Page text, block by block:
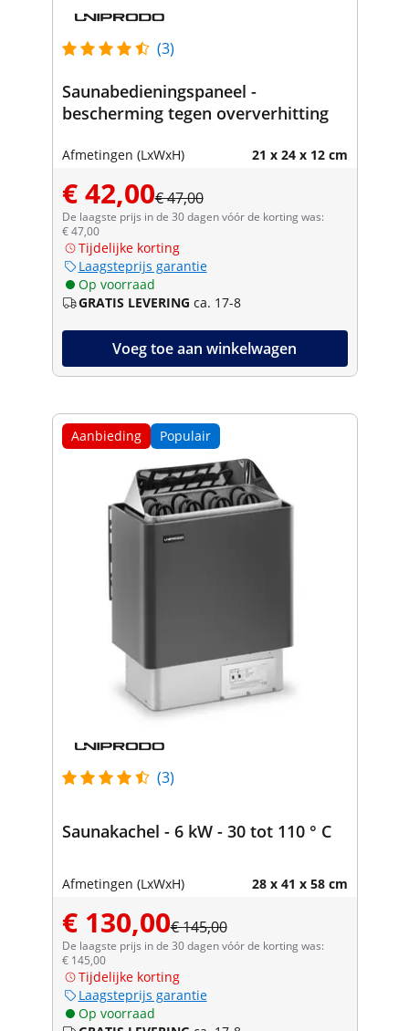
(3)
Saunabedieningspaneel -
bescherming tegen oververhitting
Afmetingen (LxWxH) 21 x 24 x 12 cm
€ 42,00€ 47,00
De laagste prijs in de 30 dagen vóór de korting was:
€ 47,00
Tijdelijke korting
Laagsteprijs garantie
Op voorraad
GRATIS LEVERING ca. 17-8
Voeg toe aan winkelwagen
Aanbieding Populair
(3)
Saunakachel - 6 kW - 30 tot 110 ° C
Afmetingen (LxWxH) 28 x 41 x 58 cm
€ 130,00€ 145,00
De laagste prijs in de 30 dagen vóór de korting was:
€ 145,00
Tijdelijke korting
Laagsteprijs garantie
Op voorraad